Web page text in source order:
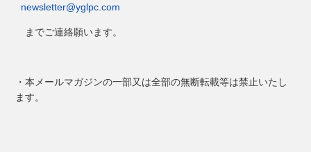
newsletter@yglpc.com
までご連絡願います。
・本メールマガジンの一部又は全部の無断転載等は禁止いたし
ます。